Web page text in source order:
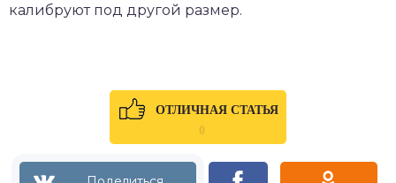
калибруют под другой размер.
ОТЛИЧНАЯ СТАТЬЯ
0